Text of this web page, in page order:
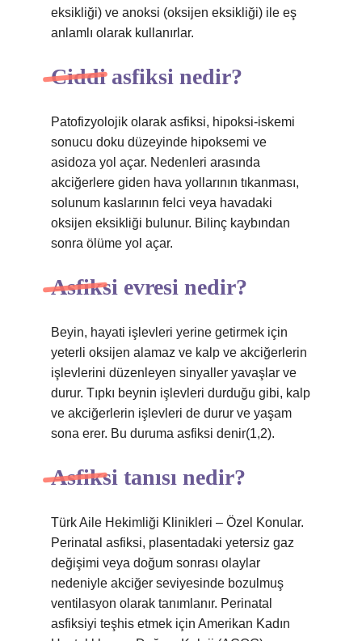
eksikliği) ve anoksi (oksijen eksikliği) ile eş
anlamlı olarak kullanırlar.
Ciddi asfiksi nedir?
Patofizyolojik olarak asfiksi, hipoksi-iskemi
sonucu doku düzeyinde hipoksemi ve
asidoza yol açar. Nedenleri arasında
akciğerlere giden hava yollarının tıkanması,
solunum kaslarının felci veya havadaki
oksijen eksikliği bulunur. Bilinç kaybından
sonra ölüme yol açar.
Asfiksi evresi nedir?
Beyin, hayati işlevleri yerine getirmek için
yeterli oksijen alamaz ve kalp ve akciğerlerin
işlevlerini düzenleyen sinyaller yavaşlar ve
durur. Tıpkı beynin işlevleri durduğu gibi, kalp
ve akciğerlerin işlevleri de durur ve yaşam
sona erer. Bu duruma asfiksi denir(1,2).
Asfiksi tanısı nedir?
Türk Aile Hekimliği Klinikleri – Özel Konular.
Perinatal asfiksi, plasentadaki yetersiz gaz
değişimi veya doğum sonrası olaylar
nedeniyle akciğer seviyesinde bozulmuş
ventilasyon olarak tanımlanır. Perinatal
asfiksiyi teşhis etmek için Amerikan Kadın